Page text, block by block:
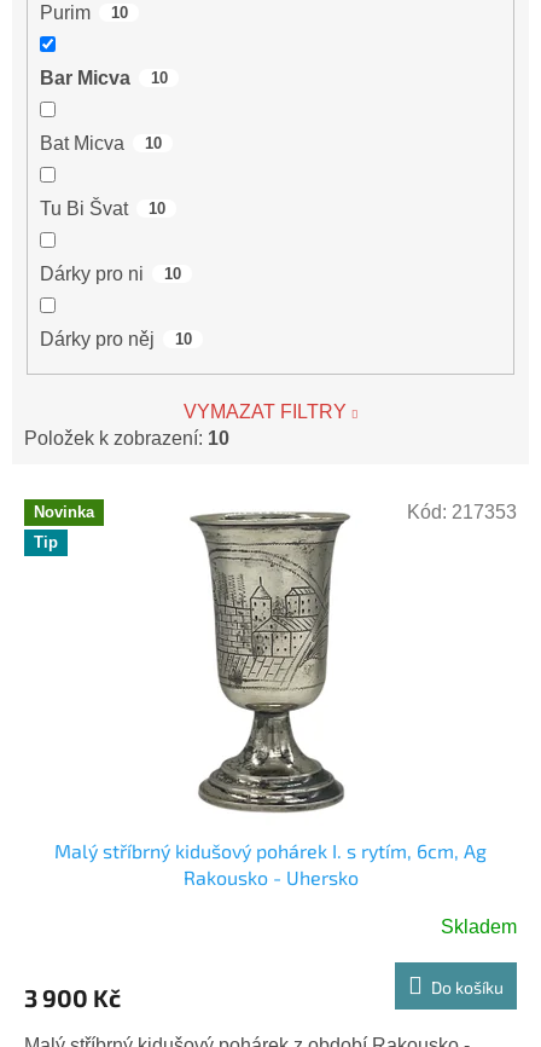
Purim 10
Bar Micva 10
Bat Micva 10
Tu Bi Švat 10
Dárky pro ni 10
Dárky pro něj 10
VYMAZAT FILTRY
Položek k zobrazení: 10
V
p
Novinka
Tip
Malý stříbrný kidušový pohárek I. s rytím, 6cm, Ag
Rakousko - Uhersko
Skladem
3 900 Kč Do košíku
Kód: 217353